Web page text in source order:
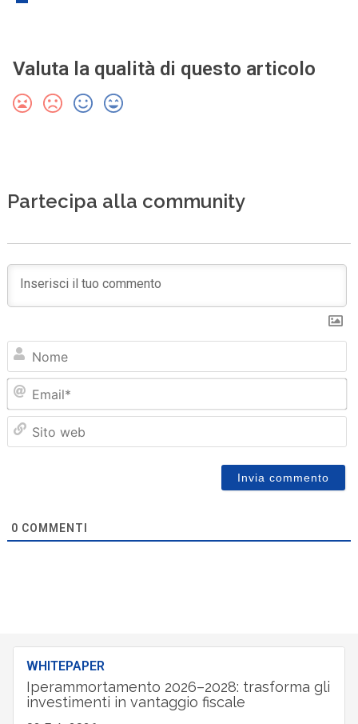
Valuta la qualità di questo articolo
Partecipa alla community
0 COMMENTI
WHITEPAPER
Iperammortamento 2026–2028: trasforma gli
investimenti in vantaggio fiscale